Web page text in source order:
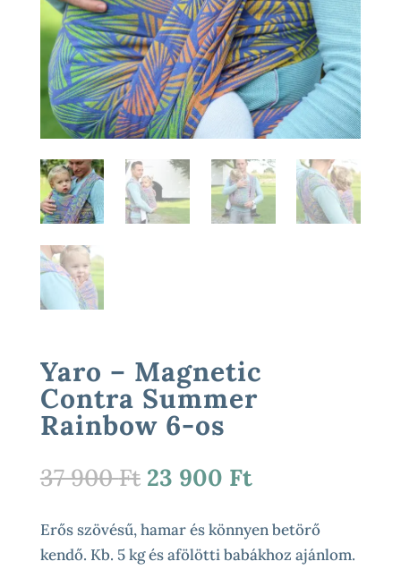
Yaro – Magnetic
Contra Summer
Rainbow 6-os
37 900Ft Original
was:
37
23 900 FtCurrent
is:
23
Erős szövésű, hamar és könnyen betörő
kendő. Kb. 5 kg és afölötti babákhoz ajánlom.